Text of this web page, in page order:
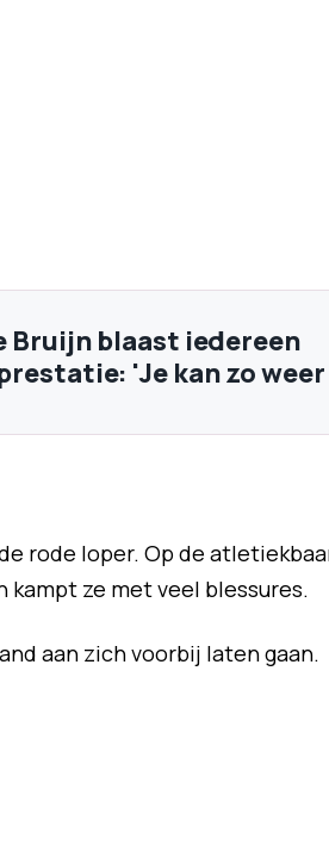
Bruijn blaast iedereen
'Je kan zo weer
rode loper. Op de
kampt ze met veel blessures.
aan zich voorbij laten gaan.